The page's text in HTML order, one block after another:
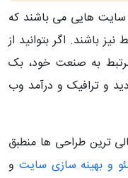
سایت هایی می باشند که
باشند. اگر بتوانید از
به صنعت خود، بک
و ترافیک و درآمد وب
ترین طراحی ها منطبق
و بهینه سازی سایت و